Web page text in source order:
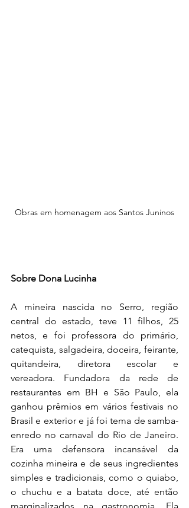
Obras em homenagem aos Santos Juninos
Sobre Dona Lucinha
A mineira nascida no Serro, região
central do estado, teve 11 filhos, 25
netos, e foi professora do primário,
catequista, salgadeira, doceira, feirante,
quitandeira, diretora escolar e
vereadora. Fundadora da rede de
restaurantes em BH e São Paulo, ela
ganhou prêmios em vários festivais no
Brasil e exterior e já foi tema de samba-
enredo no carnaval do Rio de Janeiro.
Era uma defensora incansável da
cozinha mineira e de seus ingredientes
simples e tradicionais, como o quiabo,
o chuchu e a batata doce, até então